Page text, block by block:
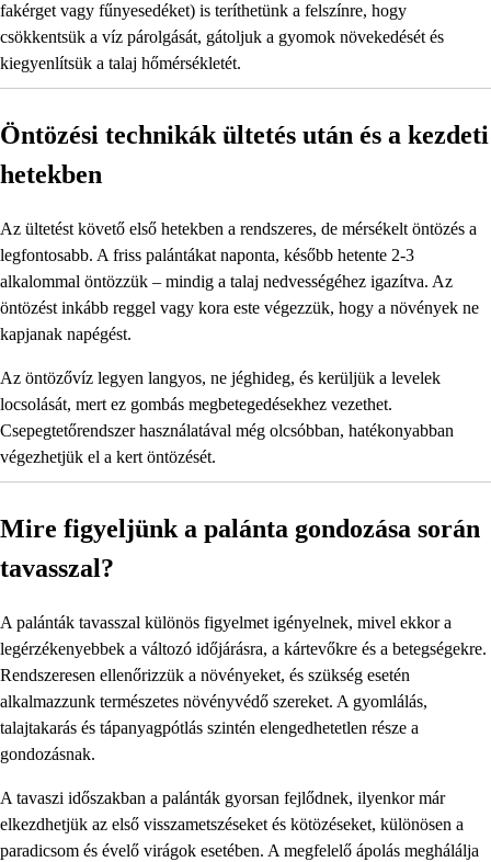
fakérget vagy fűnyesedéket) is teríthetünk a felszínre, hogy
csökkentsük a víz párolgását, gátoljuk a gyomok növekedését és
kiegyenlítsük a talaj hőmérsékletét.
Öntözési technikák ültetés után és a kezdeti
hetekben
Az ültetést követő első hetekben a rendszeres, de mérsékelt öntözés a
legfontosabb. A friss palántákat naponta, később hetente 2-3
alkalommal öntözzük – mindig a talaj nedvességéhez igazítva. Az
öntözést inkább reggel vagy kora este végezzük, hogy a növények ne
kapjanak napégést.
Az öntözővíz legyen langyos, ne jéghideg, és kerüljük a levelek
locsolását, mert ez gombás megbetegedésekhez vezethet.
Csepegtetőrendszer használatával még olcsóbban, hatékonyabban
végezhetjük el a kert öntözését.
Mire figyeljünk a palánta gondozása során
tavasszal?
A palánták tavasszal különös figyelmet igényelnek, mivel ekkor a
legérzékenyebbek a változó időjárásra, a kártevőkre és a betegségekre.
Rendszeresen ellenőrizzük a növényeket, és szükség esetén
alkalmazzunk természetes növényvédő szereket. A gyomlálás,
talajtakarás és tápanyagpótlás szintén elengedhetetlen része a
gondozásnak.
A tavaszi időszakban a palánták gyorsan fejlődnek, ilyenkor már
elkezdhetjük az első visszametszéseket és kötözéseket, különösen a
paradicsom és évelő virágok esetében. A megfelelő ápolás meghálálja